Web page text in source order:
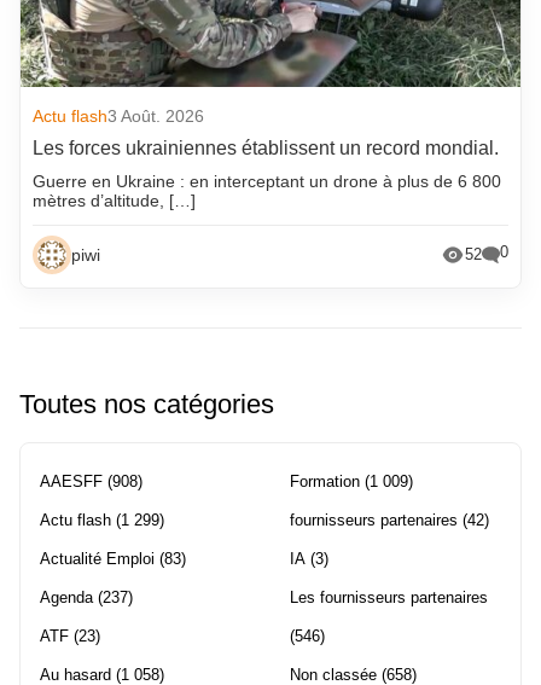
Actu flash3 Août. 2026
Les forces ukrainiennes établissent un record mondial.
Guerre en Ukraine : en interceptant un drone à plus de 6 800
mètres d’altitude, […]
piwi 52 0
Toutes nos catégories
AAESFF (908)
Actu flash (1 299)
Actualité Emploi (83)
Agenda (237)
ATF (23)
Au hasard (1 058)
Formation (1 009)
fournisseurs partenaires (42)
IA (3)
Les fournisseurs partenaires
(546)
Non classée (658)